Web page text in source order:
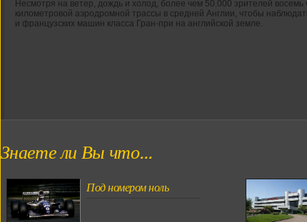
Несмотря на ветер, дождь и холод, более чем 50.000 зрителей восемь
километровой аэродромной трассы в средней Англии, чтобы
и французских машин класса Гран-при на английской земле.
Знаете ли Вы что...
Под номером ноль